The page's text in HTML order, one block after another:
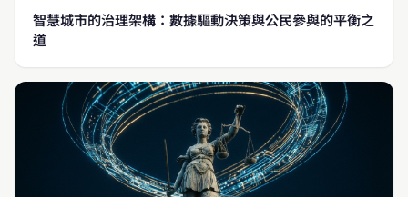
智慧城市的治理架構：數據驅動決策與公民參與的平衡之
道